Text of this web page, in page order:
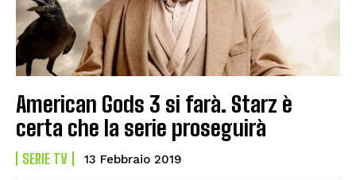
American Gods 3 si farà. Starz è
certa che la serie proseguirà
SERIE TV 13 Febbraio 2019